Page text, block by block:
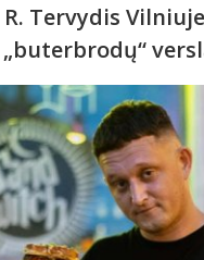
Tervydis